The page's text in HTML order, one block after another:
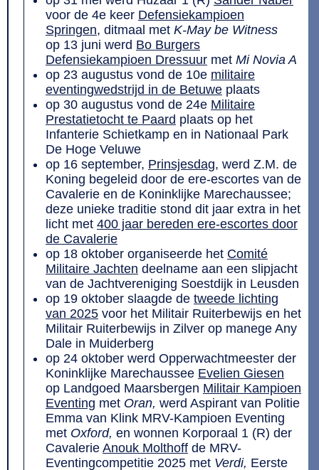
voor de 4e keer Defensiekampioen
Springen, ditmaal met K-May be Witness
op 13 juni werd Bo Burgers
Defensiekampioen Dressuur met Mi Novia A
op 23 augustus vond de 10e militaire
eventingwedstrijd in de Betuwe plaats
op 30 augustus vond de 24e Militaire
Prestatietocht te Paard plaats op het
Infanterie Schietkamp en in Nationaal Park
De Hoge Veluwe
op 16 september, Prinsjesdag, werd Z.M. de
Koning begeleid door de ere-escortes van de
Cavalerie en de Koninklijke Marechaussee;
deze unieke traditie stond dit jaar extra in het
licht met 400 jaar bereden ere-escortes door
de Cavalerie
op 18 oktober organiseerde het Comité
Militaire Jachten deelname aan een slipjacht
van de Jachtvereniging Soestdijk in Leusden
op 19 oktober slaagde de tweede lichting
van 2025 voor het Militair Ruiterbewijs en het
Militair Ruiterbewijs in Zilver op manege Any
Dale in Muiderberg
op 24 oktober werd Opperwachtmeester der
Koninklijke Marechaussee Evelien Giesen
op Landgoed Maarsbergen Militair Kampioen
Eventing met Oran, werd Aspirant van Politie
Emma van Klink MRV-Kampioen Eventing
met Oxford, en wonnen Korporaal 1 (R) der
Cavalerie Anouk Molthoff de MRV-
Eventingcompetitie 2025 met Verdi, Eerste